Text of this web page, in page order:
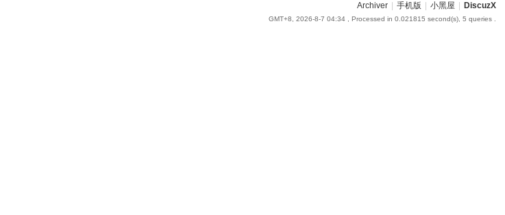
Archiver 手机版 小黑屋 DiscuzX
GMT+8, 2026-8-7 04:34, Processed in 0.021815 second(s), 5 queries .